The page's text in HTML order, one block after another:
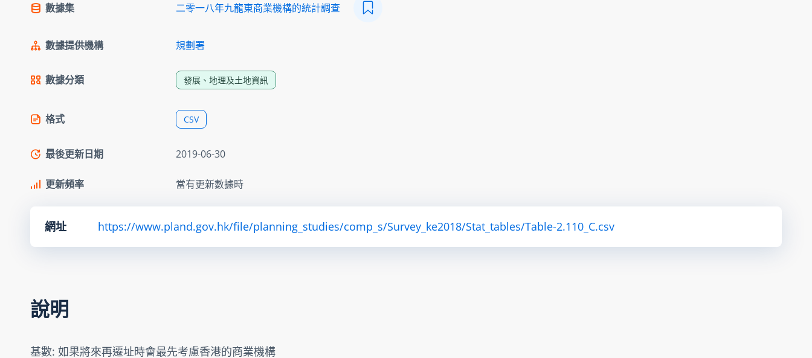
數據集 二零一八年九龍東商業機構的統計調查
數據提供機構 規劃署
數據分類 發展、地理及土地資訊
格式 CSV
最後更新日期 2019-06-30
更新頻率 當有更新數據時
網址 https://www.pland.gov.hk/file/planning_studies/comp_s/Survey_ke2018/Stat_tables/Table-2.110_C.csv
說明
基數: 如果將來再遷址時會最先考慮香港的商業機構